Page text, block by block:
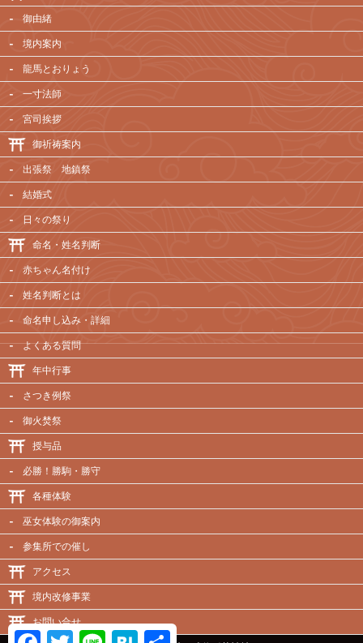
御由緒
境内案内
龍馬とおりょう
一寸法師
宮司挨拶
御祈祷案内
出張祭 地鎮祭
結婚式
日々の祭り
命名・姓名判断
赤ちゃん名付け
姓名判断とは
命名申し込み・詳細
よくある質問
年中行事
さつき例祭
御火焚祭
授与品
必勝！勝駒・勝守
各種体験
巫女体験の御案内
参集所での催し
アクセス
境内改修事業
お問い合せ
FacebookTwitter Line Hatena 共